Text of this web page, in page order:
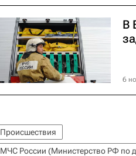
В
6
Происшествия